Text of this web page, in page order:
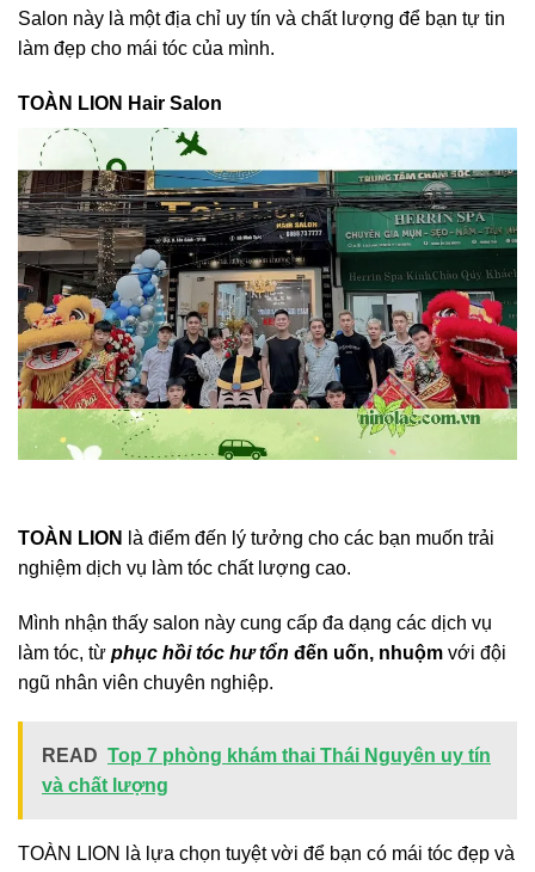
Salon này là một địa chỉ uy tín và chất lượng để bạn tự tin
làm đẹp cho mái tóc của mình.
TOÀN LION Hair Salon
TOÀN LION
là điểm đến lý tưởng cho các bạn muốn trải
nghiệm dịch vụ làm tóc chất lượng cao.
Mình nhận thấy salon này cung cấp đa dạng các dịch vụ
làm tóc, từ phục hồi tóc hư tổn đến uốn, nhuộm với đội
ngũ nhân viên chuyên nghiệp.
READ Top 7 phòng khám thai Thái Nguyên uy tín
và chất lượng
TOÀN LION là lựa chọn tuyệt vời để bạn có mái tóc đẹp và